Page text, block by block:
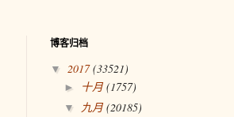
博客归档
▼ 2017(33521)
► 十月(1757)
▼ 九月(20185)